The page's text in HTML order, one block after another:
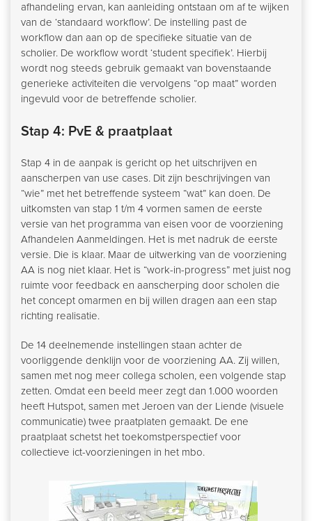
afhandeling ervan, kan aanleiding ontstaan om af te wijken
van de ‘standaard workflow’. De instelling past de
workflow dan aan op de specifieke situatie van de
scholier. De workflow wordt ‘student specifiek’. Hierbij
wordt nog steeds gebruik gemaakt van bovenstaande
generieke activiteiten die vervolgens “op maat” worden
ingevuld voor de betreffende scholier.
Stap 4: PvE & praatplaat
Stap 4 in de aanpak is gericht op het uitschrijven en
aanscherpen van use cases. Dit zijn beschrijvingen van
“wie” met het betreffende systeem “wat” kan doen. De
uitkomsten van stap 1 t/m 4 vormen samen de eerste
versie van het programma van eisen voor de voorziening
Afhandelen Aanmeldingen. Het is met nadruk de eerste
versie. Die is klaar. Maar de uitwerking van de voorziening
AA is nog niet klaar. Het is “work-in-progress” met juist nog
ruimte voor feedback en aanscherping door scholen die
het concept omarmen en bij willen dragen aan een stap
richting realisatie.
De 14 deelnemende instellingen staan achter de
voorliggende denklijn voor de voorziening AA. Zij willen,
samen met nog meer collega scholen, een volgende stap
zetten. Omdat een beeld meer zegt dan 1.000 woorden
heeft Hutspot, samen met Jeroen van der Liende (visuele
communicatie) twee praatplaten gemaakt. De ene
praatplaat schetst het toekomstperspectief voor
collectieve ict-voorzieningen in het mbo.